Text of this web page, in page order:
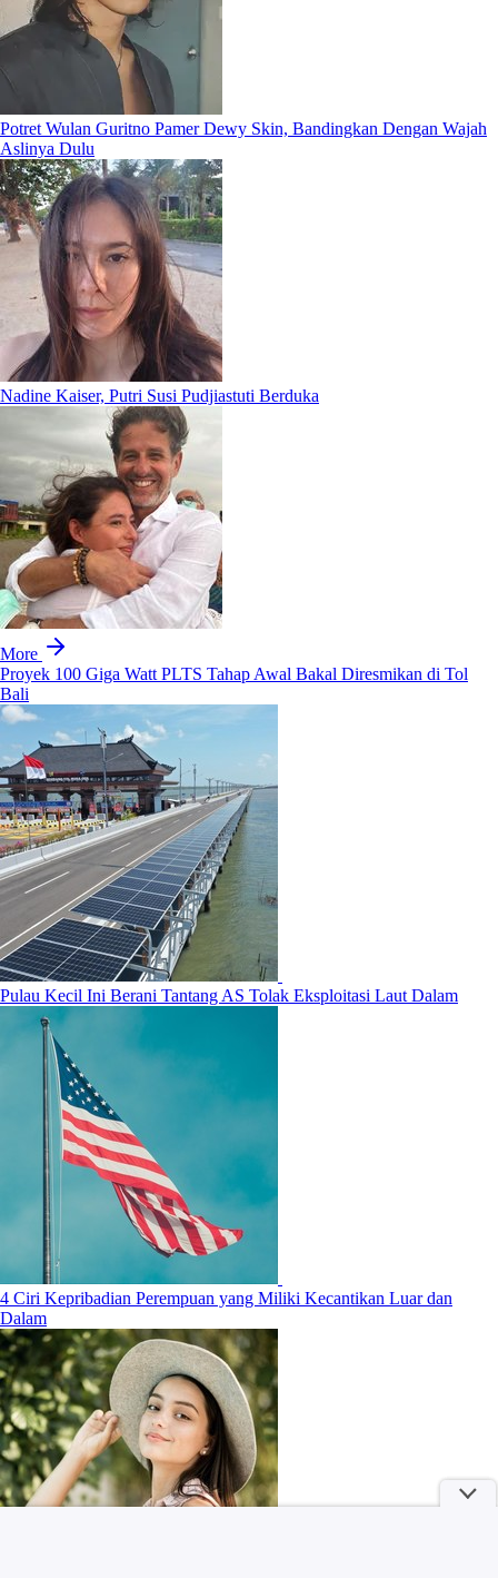
Potret Wulan Guritno Pamer Dewy Skin, Bandingkan Dengan Wajah
Aslinya Dulu
Nadine Kaiser, Putri Susi Pudjiastuti Berduka
More
Proyek 100 Giga Watt PLTS Tahap Awal Bakal Diresmikan di Tol
Bali
Pulau Kecil Ini Berani Tantang AS Tolak Eksploitasi Laut Dalam
4 Ciri Kepribadian Perempuan yang Miliki Kecantikan Luar dan
Dalam